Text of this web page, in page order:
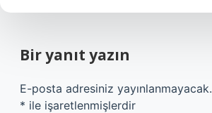
Bir yanıt yazın
E-posta adresiniz yayınlanmayacak.
* ile işaretlenmişlerdir